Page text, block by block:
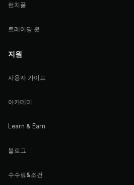
런치풀
트레이딩 봇
지원
사용자 가이드
아카데미
Learn & Earn
블로그
수수료&조건